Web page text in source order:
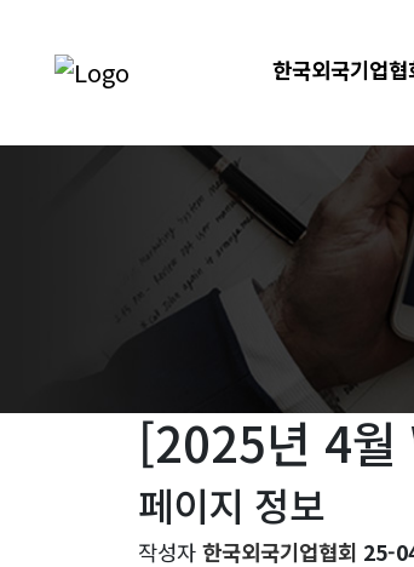
한국외국기업협
[2025년 4
페이지 정보
작성자 한국외국기업협회 25-